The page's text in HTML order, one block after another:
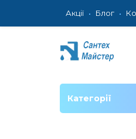
Акції Блог
Категорії